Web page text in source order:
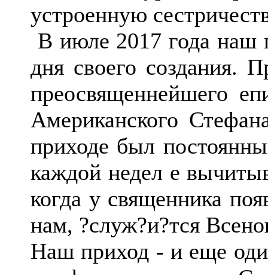
устроенную
В июле 2017 года наш
дня своего создания.
преосвященнейшего
Американского
приходе был
каждой недел е
когда у священника
нам, ?служ?и?тся
Наш приход - и еще